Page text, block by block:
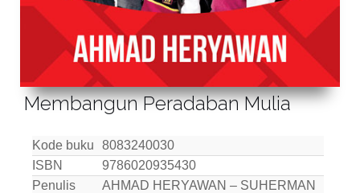
Membangun Peradaban Mulia
Kode buku
8083240030
ISBN
9786020935430
Penulis
AHMAD HERYAWAN – SUHERMAN